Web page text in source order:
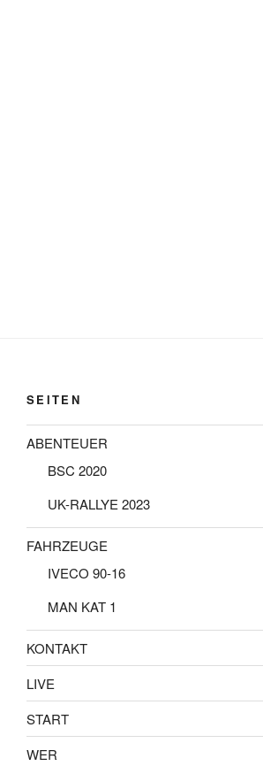
SEITEN
ABENTEUER
BSC 2020
UK-RALLYE 2023
FAHRZEUGE
IVECO 90-16
MAN KAT 1
KONTAKT
LIVE
START
WER